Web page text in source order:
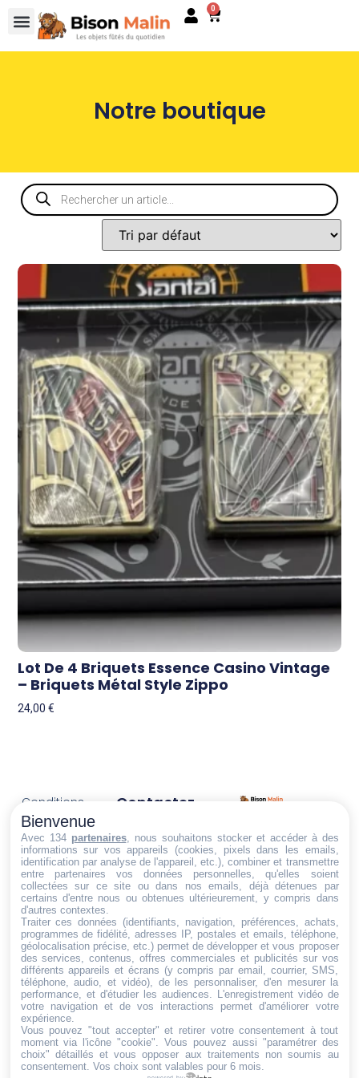
0
Notre boutique
Lot De 4 Briquets Essence Casino Vintage
– Briquets Métal Style Zippo
24,00€
Trouvez ce qu'il vous faut,
au bon endroit
Conditions
générales
de vente
Politique de
cookies
Politique de
confidentialité
Mentions
légales
Conditions de
retour et de
remboursement
Droit de
rétractation
Contactez-
Email:
dt@sasbms.fr
Bienvenue
Avec 134 partenaires, nous souhaitons stocker et accéder à des
informations sur vos appareils (cookies, pixels dans les emails,
identification par analyse de l'appareil, etc.), combiner et transmettre
entre partenaires vos données personnelles, qu'elles soient
collectées sur ce site ou dans nos emails, déjà détenues par
certains d'entre nous ou obtenues ultérieurement, y compris dans
d'autres contextes.
Traiter ces données (identifiants, navigation, préférences, achats,
programmes de fidélité, adresses IP, postales et emails, téléphone,
géolocalisation précise, etc.) permet de développer et vous proposer
des services, contenus, offres commerciales et publicités sur vos
différents appareils et écrans (y compris par email, courrier, SMS,
téléphone, audio, et vidéo), de les personnaliser, d'en mesurer la
performance, et d'étudier les audiences. L'enregistrement vidéo de
votre navigation et de vos interactions permet d'améliorer votre
expérience.
Vous pouvez "tout accepter" et retirer votre consentement à tout
moment via l'icône "cookie" . Vous pouvez aussi "paramétrer des
choix" détaillés et vous opposer aux traitements non soumis au
consentement. Vos choix sont valables pour 6 mois.